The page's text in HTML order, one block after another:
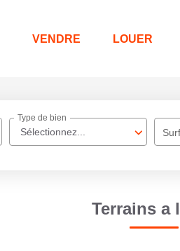
VENDRE LOUER
Sélectionnez...
Type de bien
Terrains a